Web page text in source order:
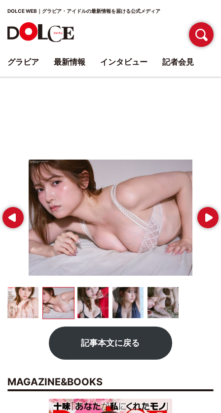
DOLCE WEB｜グラビア・アイドルの最新情報を届ける公式メディア
Prev Next
記事本文に戻る
MAGAZINE&BOOKS
グラビア 最新情報 インタビュー 記者会見